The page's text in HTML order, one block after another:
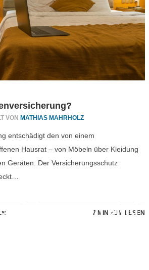
sind
VON MATHIAS MAHRHOLZ
entschädigt den von einem
Hausrat – von Möbeln über Kleidung
Geräten. Der Versicherungsschutz
7 MIN ZUM LESEN